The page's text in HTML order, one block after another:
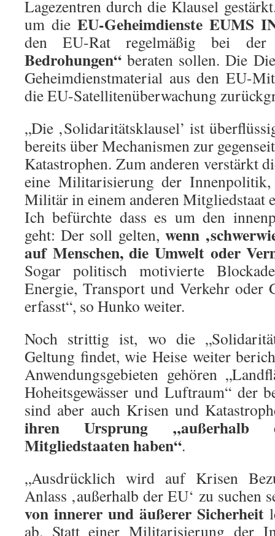
Lagezentren durch die Klausel
um die EU-Geheimdienste EUMS
den EU-Rat regelmäßig bei
Bedrohungen“ beraten sollen. Die
Geheimdienstmaterial aus den EU-
die EU-Satellitenüberwachung
„Die ‚Solidaritätsklausel’ ist
bereits über Mechanismen zur
Katastrophen. Zum anderen verstärkt
eine Militarisierung der
Militär in einem anderen Mitgliedstaat
Ich befürchte dass es um den
geht: Der soll gelten, wenn
auf Menschen, die Umwelt oder
Sogar politisch motivierte
Energie, Transport und Verkehr oder
erfasst“, so Hunko weiter.
Noch strittig ist, wo die
Geltung findet, wie Heise weiter
Anwendungsgebieten gehören
Hoheitsgewässer und Luftraum“ der
sind aber auch Krisen und
ihren Ursprung
Mitgliedstaaten haben“.
„Ausdrücklich wird auf Krisen
Anlass ‚außerhalb der EU‘ zu suchen
von innerer und äußerer Sicherheit
ab. Statt einer Militarisierung der